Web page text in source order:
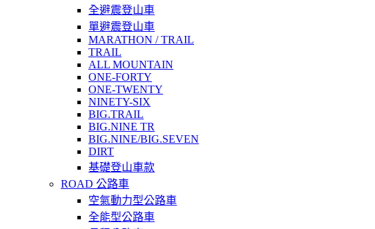
全避震登山車
單避震登山車
MARATHON / TRAIL
TRAIL
ALL MOUNTAIN
ONE-FORTY
ONE-TWENTY
NINETY-SIX
BIG.TRAIL
BIG.NINE TR
BIG.NINE/BIG.SEVEN
DIRT
基礎登山車款
ROAD 公路車
空氣動力型公路車
全能型公路車